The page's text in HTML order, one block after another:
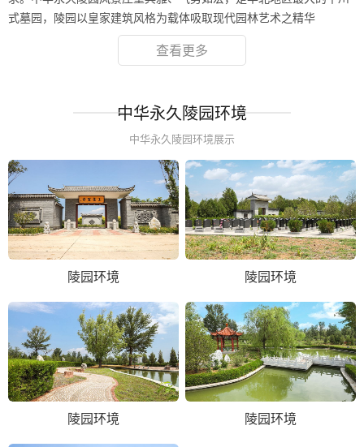
式墓园，陵园以皇家建筑风格为载体吸取现代园林艺术之精华
查看更多
中华永久陵园环境
中华永久陵园环境展示
陵园环境 陵园环境
陵园环境 陵园环境